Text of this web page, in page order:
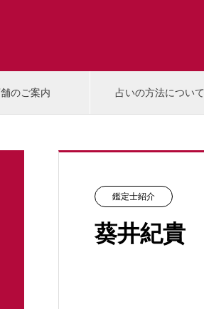
のご案内 占いの方法について
鑑定士紹介
葵井紀貴